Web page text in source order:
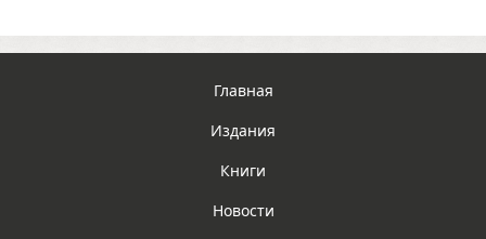
Главная
Издания
Книги
Новости